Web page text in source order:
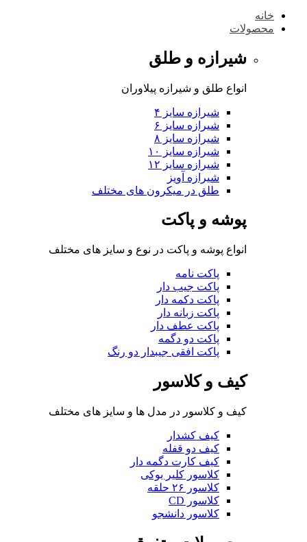
خانه
محصولات
شیرازه و طلق
انواع طلق و شیرازه پیلاوران
شیرازه سایز ۴
شیرازه سایز ۶
شیرازه سایز ۸
شیرازه سایز ۱۰
شیرازه سایز ۱۲
شیرازه آویز
طلق در میکرون های مختلف
پوشه و پاکت
انواع پوشه و پاکت در نوع و سایز های مختلف
پاکت نامه
پاکت جیب دار
پاکت دکمه دار
پاکت زبانه دار
پاکت عطف دار
پاکت دو دگمه
پاکت افقی جیبدار دو رنگ
کیف و کلاسور
کیف و کلاسور در مدل ها و سایز های مختلف
کیف کشدار
کیف دو قفله
کیف کارت دگمه دار
کلاسور کلیر بوکی
کلاسور ۲۶ حلقه
کلاسور CD
کلاسور دانشجو